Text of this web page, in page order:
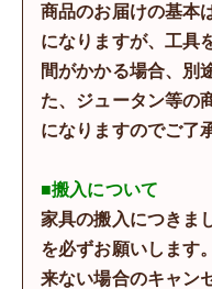
商品のお届けの基本
になりますが、工具
間がかかる場合、別
た、ジュータン等の
になりますのでご了
■搬入について
家具の搬入につきま
を必ずお願いします
来ない場合のキャン